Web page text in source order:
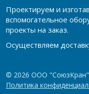
Проектируем и
вспомогательное
проекты на заказ.
Осуществляем
© 2026 ООО "СоюзКран"
Политика